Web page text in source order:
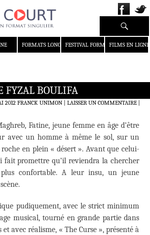
FORMATS LONGS FESTIVAL FORMAT COURT
FILMS EN LIGNE
Recherche
FYZAL BOULIFA
2012 FRANCK UNIMON LAISSER UN COMMENTAIRE|
Fatine, jeune femme en âge d’être
avec un homme à même le sol, sur un
en plein « désert ». Avant que celui-
fait promettre qu’il reviendra la chercher
confortable. A leur insu, un jeune
pudiquement, avec le strict minimum
musical, tourné en grande partie dans
avec réalisme, « The Curse », présenté à